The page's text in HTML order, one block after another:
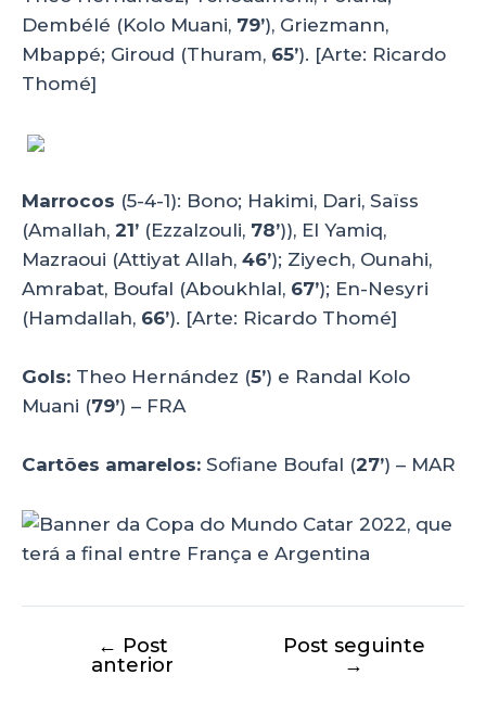
Dembélé (Kolo Muani, 79’), Griezmann,
Mbappé; Giroud (Thuram, 65’). [Arte: Ricardo
Thomé]
Marrocos (5-4-1): Bono; Hakimi, Dari, Saïss
(Amallah, 21’ (Ezzalzouli, 78’)), El Yamiq,
Mazraoui (Attiyat Allah, 46’); Ziyech, Ounahi,
Amrabat, Boufal (Aboukhlal, 67’); En-Nesyri
(Hamdallah, 66’). [Arte: Ricardo Thomé]
Gols: Theo Hernández (5’) e Randal Kolo
Muani (79’) – FRA
Cartões amarelos: Sofiane Boufal (27’) – MAR
← Post
anterior
Post seguinte
→